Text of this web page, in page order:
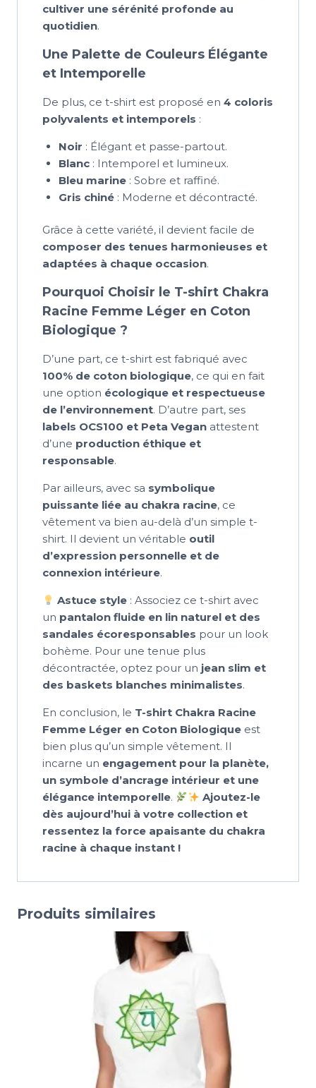
cultiver une sérénité profonde au
quotidien.
Une Palette de Couleurs Élégante
et Intemporelle
De plus, ce t-shirt est proposé en 4 coloris
polyvalents et intemporels :
Noir : Élégant et passe-partout.
Blanc: Intemporel et lumineux.
Bleu marine: Sobre et raffiné.
Gris chiné: Moderne et décontracté.
Grâce à cette variété, il devient facile de
composer des tenues harmonieuses et
adaptées à chaque occasion.
Pourquoi Choisir le T-shirt Chakra
Racine Femme Léger en Coton
Biologique ?
D’une part, ce t-shirt est fabriqué avec
100% de coton biologique, ce qui en fait
une option écologique et respectueuse
de l’environnement. D’autre part, ses
labels OCS100 et Peta Vegan attestent
d’une production éthique et
responsable.
Par ailleurs, avec sa symbolique
puissante liée au chakra racine, ce
vêtement va bien au-delà d’un simple t-
shirt. Il devient un véritable outil
d’expression personnelle et de
connexion intérieure.
Astuce style : Associez ce t-shirt avec
un pantalon fluide en lin naturel et des
sandales écoresponsables pour un look
bohème. Pour une tenue plus
décontractée, optez pour un jean slim et
des baskets blanches minimalistes.
En conclusion, le T-shirt Chakra Racine
Femme Léger en Coton Biologique est
bien plus qu’un simple vêtement. Il
incarne un engagement pour la planète,
un symbole d’ancrage intérieur et une
élégance intemporelle.
Ajoutez-le
dès aujourd’hui à votre collection et
ressentez la force apaisante du chakra
racine à chaque instant !
Produits similaires